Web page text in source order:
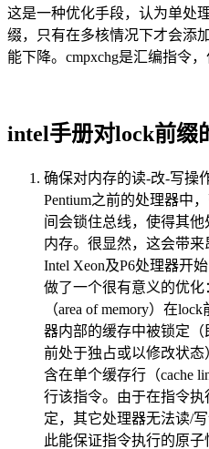
这是一种优化手段，认为单处
缀，只有在多核情况下才会添
能下降。cmpxchg是汇编指令
intel手册对lock前缀
确保对内存的读-改-写操
Pentium之前的处理器中
间会锁住总线，使得其
内存。很显然，这会带来
Intel Xeon及P6处理器开
做了一个很有意义的优
（area of memory）在
器内部的缓存中被锁定
前处于独占或以修改状
含在单个缓存行（cache
行该指令。由于在指令
定，其它处理器无法读/
此能保证指令执行的原